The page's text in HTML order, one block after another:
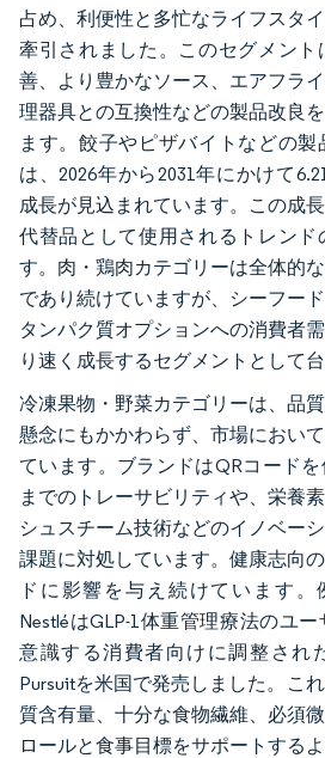
占め、利便性と多忙なライフスタ
牽引されました。このセグメント
善、より豊かなソース、エアフラ
理器具との互換性などの製品改良
ます。餃子やピザバイトなどの
は、2026年から2031年にかけて
成長が見込まれています。この成
代替品として使用されるトレンド
す。肉・鶏肉カテゴリーは全体的
であり続けていますが、シーフー
タンパク質オプションへの消費者
り速く成長するセグメントとして台
冷凍果物・野菜カテゴリーは、品
懸念にもかかわらず、市場におい
ています。ブランドはQRコード
までのトレーサビリティや、栄養
シュスチーム技術などのイノベー
課題に対処しています。健康志向
ドに影響を与え続けています。
NestléはGLP-1体重管理療法のユ
意識する消費者向けに調整され
Pursuitを米国で発売しました。こ
質含有量、十分な食物繊維、必須
ロールと食事目標をサポートする